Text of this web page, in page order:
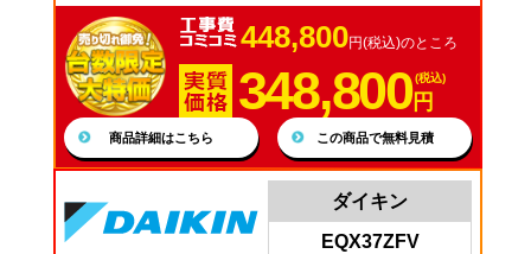
448,800円(税込)のところ
348,800(税込)
円
商品詳細はこちら この商品で無料見積
ダイキン
EQX37ZFV